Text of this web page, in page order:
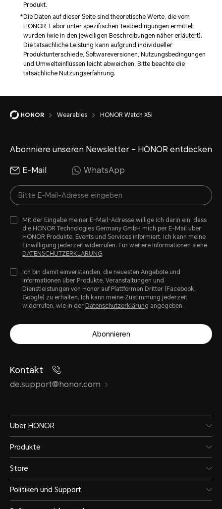
Produkt.
Die Daten auf dieser Seite sind theoretische Werte, die vom
HONOR-Labor unter spezifischen Testbedingungen ermittelt
wurden (wie in den jeweiligen Beschreibungen näher erläutert).
Die tatsächliche Leistung kann aufgrund individueller
Produktunterschiede, Softwareversionen, Nutzungsbedingungen
und Umwelteinflüssen leicht abweichen. Bitte beachte die
tatsächliche Nutzungserfahrung.
Wearables HONOR Watch X5i
Abonniere unseren Newsletter – HONOR entdecken
E-Mail WhatsApp
Mit der Eingabe meiner E-Mail-Adresse willige ich darin ein, dass
die HONOR Technologies Germany GmbH mich per E-Mail uber
HONOR Produkte, Events und Services informiert. Ich kann meine
Einwilligung jederzeit widerrufen. Fur weitere Informationen siehe
DATENSCHUTZERKLARUNG.
Ich bin damit einverstanden, die neuesten Angebote und
Informationen über Produkte, Veranstaltungen und
Dienstleistungen von Honor auf Plattformen Dritter (Facebook,
Google) zu erhalten. Ich kann meine Zustimmung jederzeit
widerrufen, wie in der Datenschutzerklärung angegeben.
Abonnieren
Kontakt
de.support@honor.com
Über HONOR
Produkte
Store
Politiken und Support